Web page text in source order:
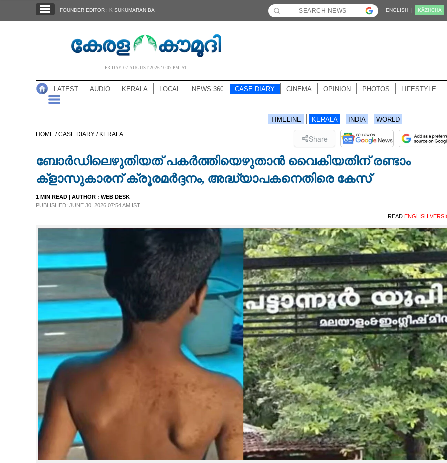
NOTIFIED NEWS
NEWS 360
CASE DIARY
LIFESTYLE
FOUNDER EDITOR : K SUKUMARAN BA ENGLISH | KĀZHCHA
FRIDAY, 07 AUGUST 2026 10.07 PM IST
LATEST AUDIO KERALA LOCAL NEWS 360 CASE DIARY CINEMA OPINION PHOTOS LIFESTYLE
TIMELINE KERALA INDIA WORLD
HOME /CASE DIARY / KERALA Share
ബോർഡിലെഴുതിയത് പകർത്തിയെഴുതാൻ വൈകിയതിന് രണ്ടാം
ക്ളാസുകാരന് ക്രൂരമർദ്ദനം, അദ്ധ്യാപകനെതിരെ കേസ്
1 MIN READ | AUTHOR : WEB DESK
PUBLISHED: JUNE 30, 2026 07:54 AM IST
READ ENGLISH